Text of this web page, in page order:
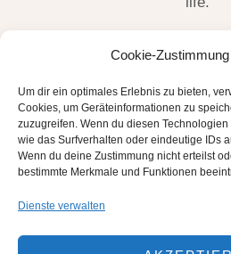
Cookie-
Um dir ein optimales Erlebnis zu bieten,
Cookies, um Geräteinformationen zu
zuzugreifen. Wenn du diesen
wie das Surfverhalten oder eindeutige IDs
Wenn du deine Zustimmung nicht erteilst
bestimmte Merkmale und Funktionen
Dienste verwalten
(1894-1961)